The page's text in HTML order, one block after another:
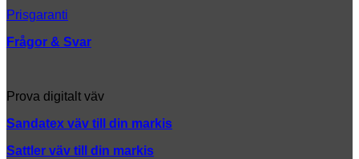
Prisgaranti
Frågor & Svar
Prova digitalt väv
Sandatex väv till din markis
Sattler väv till din markis